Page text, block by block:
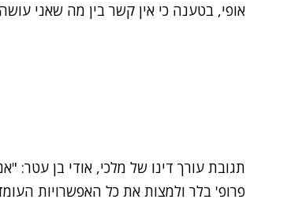
אופי, בטענה כי אין קשר בין מה שאני
תגובת עורך דינו של מלכי, אודי בן עטר:
פרופ' בלר ולמצות את כל האפשרויות